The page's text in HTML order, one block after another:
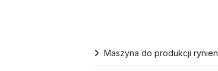
Maszyna do produkcji rynien